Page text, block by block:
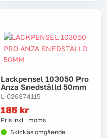
Lackpensel 103050 Pro
Anza Snedställd 50mm
L-026874115
185 kr
Pris inkl. moms
Skickas omgående